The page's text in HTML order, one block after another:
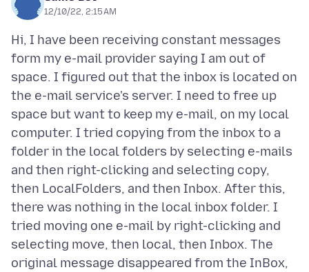
12/10/22, 2:15 AM
Hi, I have been receiving constant messages
form my e-mail provider saying I am out of
space. I figured out that the inbox is located on
the e-mail service's server. I need to free up
space but want to keep my e-mail, on my local
computer. I tried copying from the inbox to a
folder in the local folders by selecting e-mails
and then right-clicking and selecting copy,
then LocalFolders, and then Inbox. After this,
there was nothing in the local inbox folder. I
tried moving one e-mail by right-clicking and
selecting move, then local, then Inbox. The
original message disappeared from the InBox,